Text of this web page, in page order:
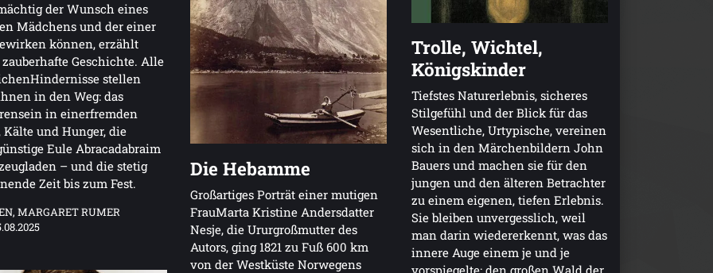
Trolle, Wichtel,
Königskinder
Tiefstes Naturerlebnis, sicheres
Stilgefühl und der Blick für das
Wesentliche, Urtypische, vereinen
sich in den Märchenbildern John
Bauers und machen sie für den
jungen und den älteren Betrachter
zu einem eigenen, tiefen Erlebnis.
Sie bleiben unvergesslich, weil
man darin wiedererkennt, was das
innere Auge einem je und je
vorspiegelte: den großen Wald der
der Wunsch eines
Mädchens und der einer
können, erzählt
Geschichte. Alle
stellen
in den Weg: das
in einerfremden
Kälte und Hunger, die
Eule Abracadabraim
– und die stetig
Zeit bis zum Fest.
MARGARET RUMER
Die Hebamme
Großartiges Porträt einer mutigen
FrauMarta Kristine Andersdatter
Nesje, die Ururgroßmutter des
Autors, ging 1821 zu Fuß 600 km
von der Westküste Norwegens